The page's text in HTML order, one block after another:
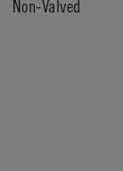
Non-Valved